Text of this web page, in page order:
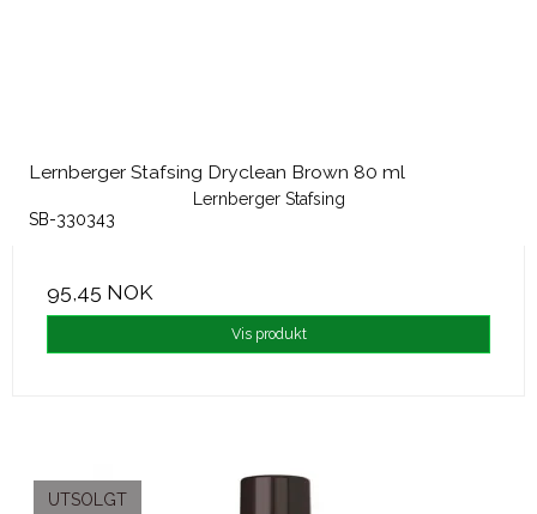
Lernberger Stafsing Dryclean Brown 80 ml
Lernberger Stafsing
SB-330343
95,45 NOK
Vis produkt
UTSOLGT